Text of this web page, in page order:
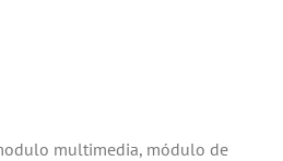
multimedia, módulo de